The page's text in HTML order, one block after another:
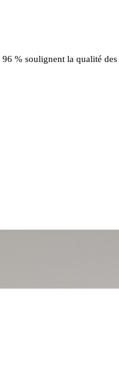
% soulignent la qualité